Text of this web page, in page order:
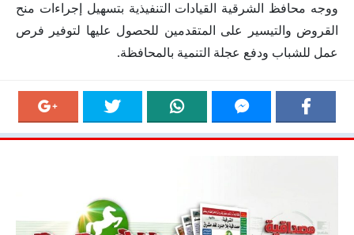
ووجه محافظ الشرقية القيادات التنفيذية بتسهيل إجراءات منح
القروض والتيسير على المتقدمين للحصول عليها لتوفير فرص
عمل للشباب ودفع عجلة التنمية بالمحافظة.